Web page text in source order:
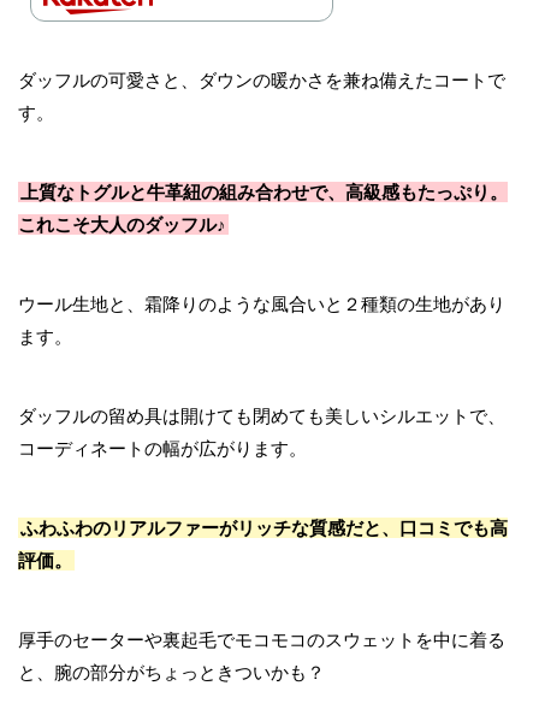
ダッフルの可愛さと、ダウンの暖かさを兼ね備えたコートで
す。
上質なトグルと牛革紐の組み合わせで、高級感もたっぷり。
これこそ大人のダッフル♪
ウール生地と、霜降りのような風合いと２種類の生地があり
ます。
ダッフルの留め具は開けても閉めても美しいシルエットで、
コーディネートの幅が広がります。
ふわふわのリアルファーがリッチな質感だと、口コミでも高
評価。
厚手のセーターや裏起毛でモコモコのスウェットを中に着る
と、腕の部分がちょっときついかも？